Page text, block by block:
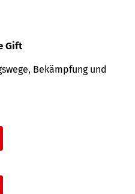
Gift
Bekämpfung und